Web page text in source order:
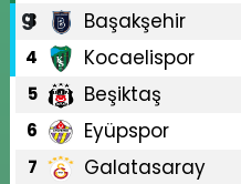
3 Başakşehir
4 Kocaelispor
5 Beşiktaş
6 Eyüpspor
7 Galatasaray